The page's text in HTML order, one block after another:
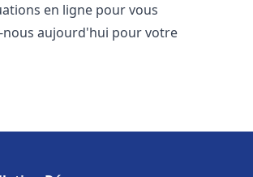
en ligne pour vous
nous aujourd'hui pour votre